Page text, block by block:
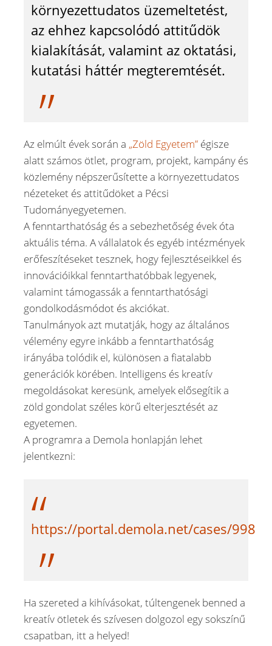
környezettudatos üzemeltetést,
az ehhez kapcsolódó attitűdök
kialakítását, valamint az oktatási,
kutatási háttér megteremtését.
Az elmúlt évek során a „Zöld Egyetem” égisze
alatt számos ötlet, program, projekt, kampány és
közlemény népszerűsítette a környezettudatos
nézeteket és attitűdöket a Pécsi
Tudományegyetemen.
A fenntarthatóság és a sebezhetőség évek óta
aktuális téma. A vállalatok és egyéb intézmények
erőfeszítéseket tesznek, hogy fejlesztéseikkel és
innovációikkal fenntarthatóbbak legyenek,
valamint támogassák a fenntarthatósági
gondolkodásmódot és akciókat.
Tanulmányok azt mutatják, hogy az általános
vélemény egyre inkább a fenntarthatóság
irányába tolódik el, különösen a fiatalabb
generációk körében. Intelligens és kreatív
megoldásokat keresünk, amelyek elősegítik a
zöld gondolat széles körű elterjesztését az
egyetemen.
A programra a Demola honlapján lehet
jelentkezni:
https://portal.demola.net/cases/998
Ha szereted a kihívásokat, túltengenek benned a
kreatív ötletek és szívesen dolgozol egy sokszínű
csapatban, itt a helyed!